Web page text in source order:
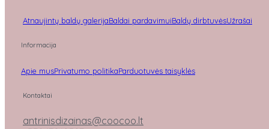
Atnaujintų baldų galerijaBaldai pardavimuiBaldų dirbtuvėsUžrašai
Informacija
Apie musPrivatumo politikaParduotuvės taisyklės
Kontaktai
antrinisdizainas@coocoo.lt